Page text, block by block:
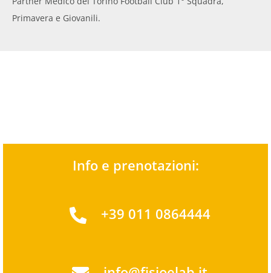
Primavera e Giovanili.
Info e prenotazioni:
+39 011 0864444